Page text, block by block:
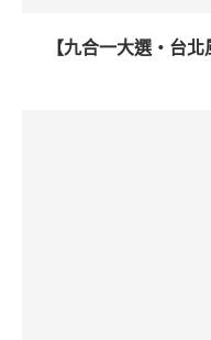
【九合一大選・台